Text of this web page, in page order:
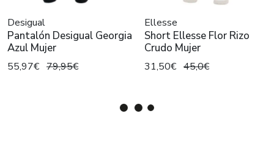
Desigual
Pantalón Desigual Georgia
Azul Mujer
55,97€ 79,95€
Ellesse
Short Ellesse Flor Rizo
Crudo Mujer
31,50€ 45,0€